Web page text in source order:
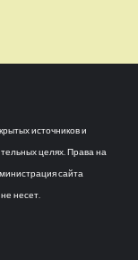
источников и
целях. Права на
сайта
несет.